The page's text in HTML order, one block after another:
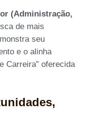
(Administração,
de mais
seu
e o alinha
Carreira” oferecida